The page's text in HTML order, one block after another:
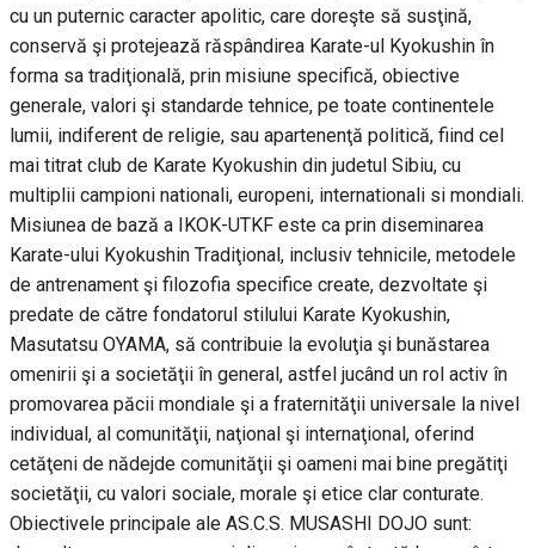
cu un puternic caracter apolitic, care doreşte să susţină,
conservă şi protejează răspândirea Karate-ul Kyokushin în
forma sa tradiţională, prin misiune specifică, obiective
generale, valori şi standarde tehnice, pe toate continentele
lumii, indiferent de religie, sau apartenenţă politică, fiind cel
mai titrat club de Karate Kyokushin din judetul Sibiu, cu
multiplii campioni nationali, europeni, internationali si mondiali.
Misiunea de bază a IKOK-UTKF este ca prin diseminarea
Karate-ului Kyokushin Tradiţional, inclusiv tehnicile, metodele
de antrenament şi filozofia specifice create, dezvoltate şi
predate de către fondatorul stilului Karate Kyokushin,
Masutatsu OYAMA, să contribuie la evoluţia şi bunăstarea
omenirii şi a societăţii în general, astfel jucând un rol activ în
promovarea păcii mondiale şi a fraternităţii universale la nivel
individual, al comunităţii, naţional şi internaţional, oferind
cetăţeni de nădejde comunităţii şi oameni mai bine pregătiţi
societăţii, cu valori sociale, morale şi etice clar conturate.
Obiectivele principale ale AS.C.S. MUSASHI DOJO sunt: